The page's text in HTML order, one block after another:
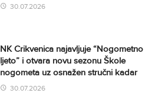
30.07.2026
NK Crikvenica najavljuje “Nogometno
ljeto” i otvara novu sezonu Škole
nogometa uz osnažen stručni kadar
30.07.2026